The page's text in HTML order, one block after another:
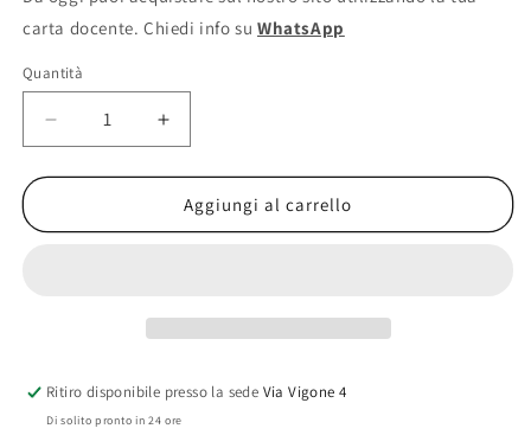
carta docente. Chiedi info suWhatsApp
Quantità
Diminuisci
quantità
per
di
Aumenta
quantità
per
Riserva
di
Aggiungi al carrello
Ritiro disponibile presso la sede Via Vigone 4
Di solito pronto in 24 ore